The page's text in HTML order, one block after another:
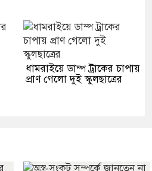
ধামরাইয়ে ডাম্প ট্রাকের চাপায়
প্রাণ গেলো দুই স্কুলছাত্রের